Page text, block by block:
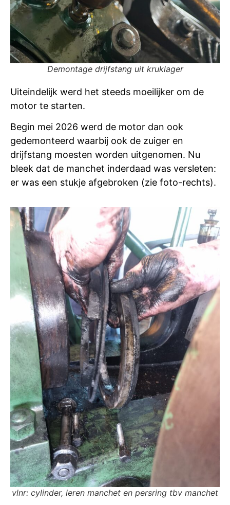
Demontage drijfstang uit kruklager
Uiteindelijk werd het steeds moeilijker om de
motor te starten.
Begin mei 2026 werd de motor dan ook
gedemonteerd waarbij ook de zuiger en
drijfstang moesten worden uitgenomen. Nu
bleek dat de manchet inderdaad was versleten:
er was een stukje afgebroken (zie foto-rechts).
vlnr: cylinder, leren manchet en persring tbv manchet